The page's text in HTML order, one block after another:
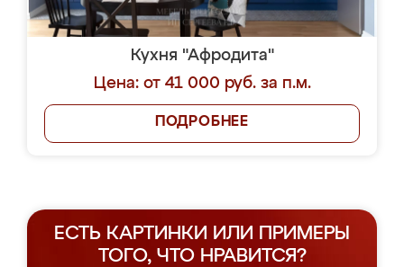
Кухня "Афродита"
Цена: от 41 000 руб. за п.м.
ПОДРОБНЕЕ
ЕСТЬ КАРТИНКИ ИЛИ ПРИМЕРЫ
ТОГО, ЧТО НРАВИТСЯ?